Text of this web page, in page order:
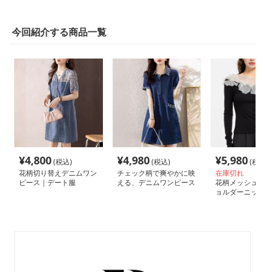
今回紹介する商品一覧
¥4,800(税込)
花柄切り替えデニムワン
ピース｜デート服
¥4,980(税込)
チェック柄で爽やかに映
える、デニムワンピース
¥5,980(税
在庫切れ
花柄メッシュ
ョルダーニッ